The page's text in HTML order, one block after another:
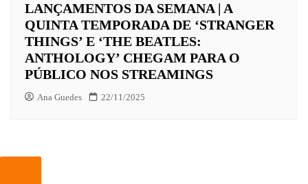
LANÇAMENTOS DA SEMANA | A
QUINTA TEMPORADA DE ‘STRANGER
THINGS’ E ‘THE BEATLES:
ANTHOLOGY’ CHEGAM PARA O
PÚBLICO NOS STREAMINGS
Ana Guedes 22/11/2025